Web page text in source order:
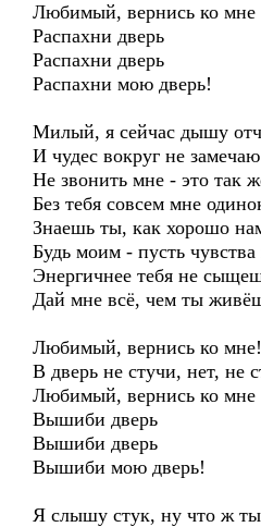
Любимый, вернись ко мне
Распахни дверь
Распахни дверь
Распахни мою дверь!
Милый, я сейчас дышу
И чудес вокруг не замечаю
Не звонить мне - это так
Без тебя совсем мне
Знаешь ты, как хорошо
Будь моим - пусть чувства
Энергичнее тебя не
Дай мне всё, чем ты
Любимый, вернись ко мне!
В дверь не стучи, нет, не
Любимый, вернись ко мне
Вышиби дверь
Вышиби дверь
Вышиби мою дверь!
Я слышу стук, ну что ж